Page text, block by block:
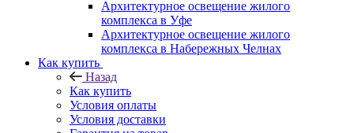
Архитектурное освещение жилого
комплекса в Уфе
Архитектурное освещение жилого
комплекса в Набережных Челнах
Как купить
Назад
Как купить
Условия оплаты
Условия доставки